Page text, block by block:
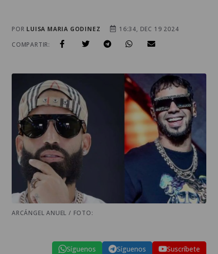
POR LUISA MARIA GODINEZ
16:34, DEC 19 2024
COMPARTIR:
ARCÁNGEL ANUEL / FOTO:
Síguenos Síguenos Suscríbete